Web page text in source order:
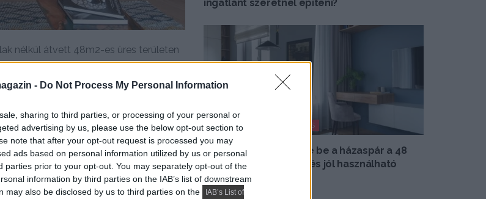
- Do Not Process My Personal Information
sharing to third parties, or processing of your personal or
advertising by us, please use the below opt-out section to
note that after your opt-out request is processed you may
ads based on personal information utilized by us or personal
parties prior to your opt-out. You may separately opt-out of the
information by third parties on the IAB’s list of downstream
may also be disclosed by us to third parties on the
IAB’s List of
nélkül átvett 48m2-es üres területen
ingatlant szeretnél építeni?
MODERN LAKBERENDEZÉS
Hosszú távra rendezte be a házaspár a 48
m²-es lakást: időtálló és jól használható
élettér